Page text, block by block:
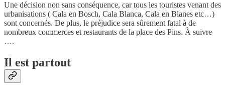
Une décision non sans conséquence, car tous les touristes venant des
urbanisations ( Cala en Bosch, Cala Blanca, Cala en Blanes etc…)
sont concernés. De plus, le préjudice sera sûrement fatal à de
nombreux commerces et restaurants de la place des Pins. À suivre
….
Il est partout